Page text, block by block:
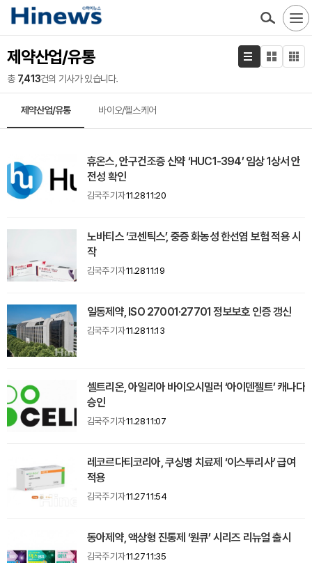
제약산업/유통
총 7,413건의 기사가 있습니다.
제약산업/유통 바이오/헬스케어
휴온스, 안구건조증 신약 ‘HUC1-394’ 임상 1상서 안
전성 확인
김국주 기자11.28 11:20
노바티스 ‘코센틱스’, 중증 화농성 한선염 보험 적용 시
작
김국주 기자11.28 11:19
일동제약, ISO 27001·27701 정보보호 인증 갱신
김국주 기자11.28 11:13
셀트리온, 아일리아 바이오시밀러 ‘아이덴젤트’ 캐나다
승인
김국주 기자11.28 11:07
레코르다티코리아, 쿠싱병 치료제 ‘이스투리사’ 급여
적용
김국주 기자11.27 11:54
동아제약, 액상형 진통제 ‘원큐’ 시리즈 리뉴얼 출시
김국주 기자11.27 11:35